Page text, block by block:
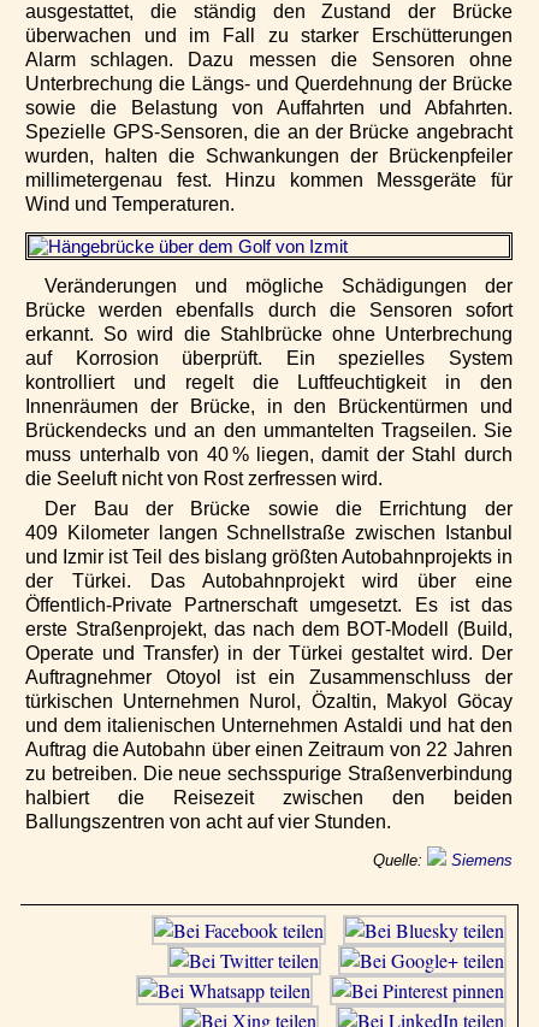
ausgestattet, die ständig den Zustand der Brücke
überwachen und im Fall zu starker Erschütterungen
Alarm schlagen. Dazu messen die Sensoren ohne
Unterbrechung die Längs- und Querdehnung der Brücke
sowie die Belastung von Auffahrten und Abfahrten.
Spezielle GPS-Sensoren, die an der Brücke angebracht
wurden, halten die Schwankungen der Brückenpfeiler
millimetergenau fest. Hinzu kommen Messgeräte für
Wind und Temperaturen.
Veränderungen und mögliche Schädigungen der
Brücke werden ebenfalls durch die Sensoren sofort
erkannt. So wird die Stahlbrücke ohne Unterbrechung
auf Korrosion überprüft. Ein spezielles System
kontrolliert und regelt die Luftfeuchtigkeit in den
Innenräumen der Brücke, in den Brückentürmen und
Brückendecks und an den ummantelten Tragseilen. Sie
muss unterhalb von 40 % liegen, damit der Stahl durch
die Seeluft nicht von Rost zerfressen wird.
Der Bau der Brücke sowie die Errichtung der
409 Kilometer langen Schnellstraße zwischen Istanbul
und Izmir ist Teil des bislang größten Autobahnprojekts in
der Türkei. Das Autobahnprojekt wird über eine
Öffentlich-Private Partnerschaft umgesetzt. Es ist das
erste Straßenprojekt, das nach dem BOT-Modell (Build,
Operate und Transfer) in der Türkei gestaltet wird. Der
Auftragnehmer Otoyol ist ein Zusammenschluss der
türkischen Unternehmen Nurol, Özaltin, Makyol Göcay
und dem italienischen Unternehmen Astaldi und hat den
Auftrag die Autobahn über einen Zeitraum von 22 Jahren
zu betreiben. Die neue sechsspurige Straßenverbindung
halbiert die Reisezeit zwischen den beiden
Ballungszentren von acht auf vier Stunden.
Quelle: Siemens